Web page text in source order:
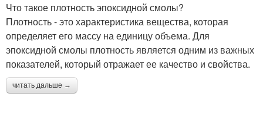
Что такое плотность эпоксидной смолы?
Плотность - это характеристика вещества, которая
определяет его массу на единицу объема. Для
эпоксидной смолы плотность является одним из важных
показателей, который отражает ее качество и свойства.
читать дальше →